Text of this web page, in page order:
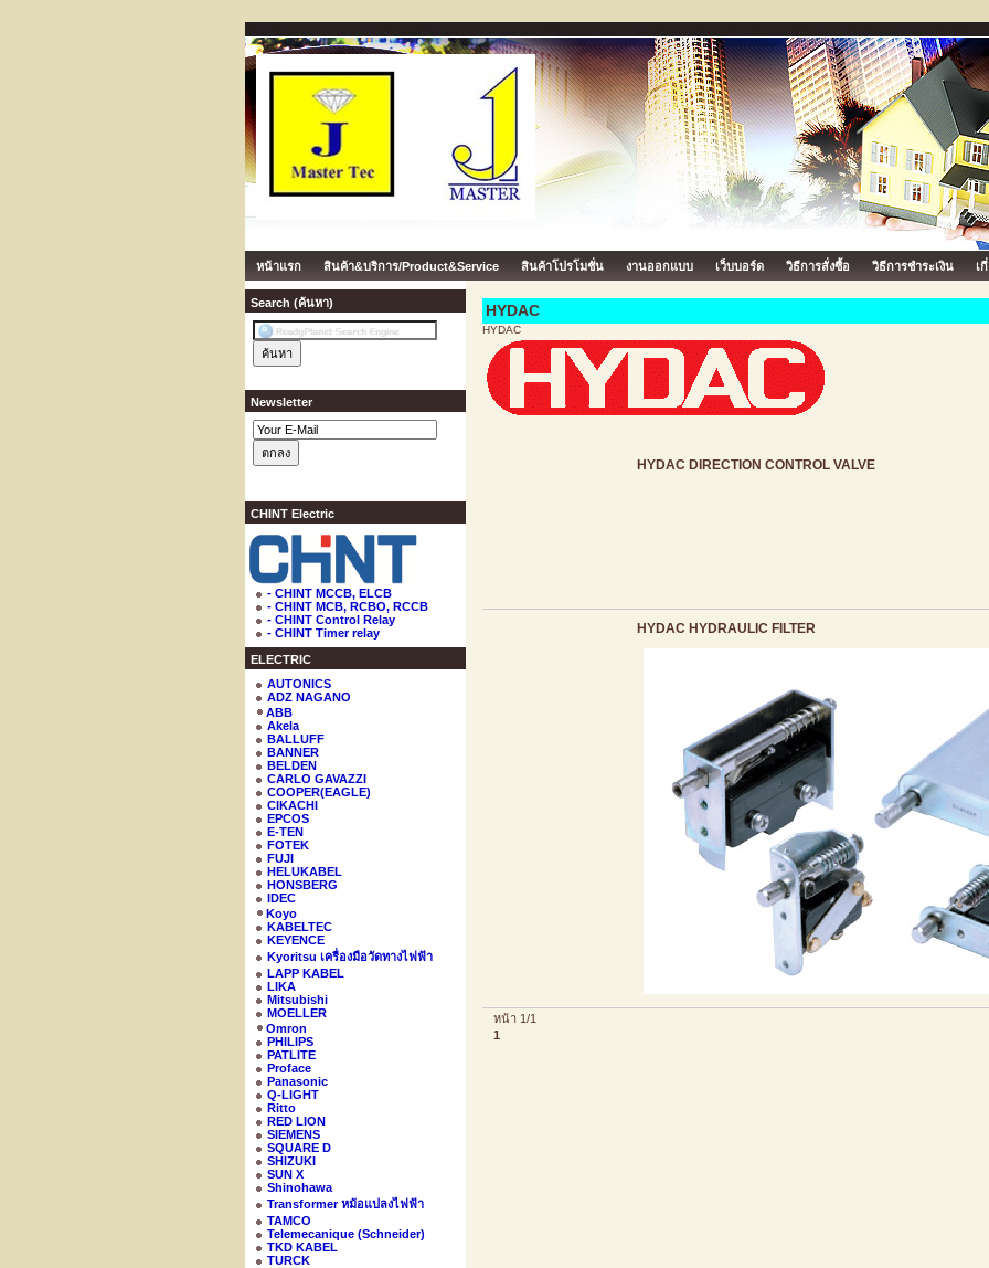
หน้าแรก สินค้า&บริการ/Product&Service สินค้าโปรโมชั่น งานออกแบบ เว็บบอร์ด วิธีการสั่งซื้อ วิธีการชำระเงิน เ
Search (ค้นหา)
Newsletter
CHINT Electric
- CHINT MCCB, ELCB
- CHINT MCB, RCBO, RCCB
- CHINT Control Relay
- CHINT Timer relay
ELECTRIC
AUTONICS
ADZ NAGANO
ABB
Akela
BALLUFF
BANNER
BELDEN
CARLO GAVAZZI
COOPER(EAGLE)
CIKACHI
EPCOS
E-TEN
FOTEK
FUJI
HELUKABEL
HONSBERG
IDEC
Koyo
KABELTEC
KEYENCE
Kyoritsu เครื่องมือวัดทางไฟฟ้า
LAPP KABEL
LIKA
Mitsubishi
MOELLER
Omron
PHILIPS
PATLITE
Proface
Panasonic
Q-LIGHT
Ritto
RED LION
SIEMENS
SQUARE D
SHIZUKI
SUN X
Shinohawa
Transformer หม้อแปลงไฟฟ้า
TAMCO
Telemecanique (Schneider)
TKD KABEL
TURCK
HYDAC
HYDAC
HYDAC DIRECTION CONTROL VALVE
HYDAC HYDRAULIC FILTER
หน้า 1/1
1